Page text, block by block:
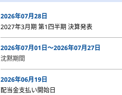
2026年07月28日
2027年3月期 第1四半期 決算発表
2026年07月01日〜2026年07月27日
沈黙期間
2026年06月19日
配当金支払い開始日